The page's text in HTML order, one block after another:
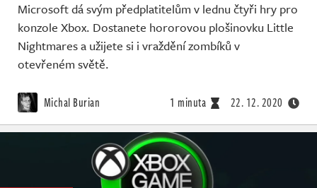
Microsoft dá svým předplatitelům v lednu čtyři hry pro
konzole Xbox. Dostanete hororovou plošinovku Little
Nightmares a užijete si i vraždění zombíků v
otevřeném světě.
Michal Burian 1 minuta 22. 12. 2020